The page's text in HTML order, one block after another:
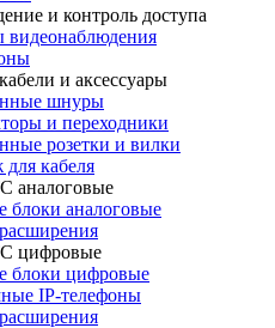
и контроль доступа
видеонаблюдения
и аксессуары
шнуры
и переходники
розетки и вилки
кабеля
аналоговые
блоки аналоговые
цифровые
блоки цифровые
IP-телефоны